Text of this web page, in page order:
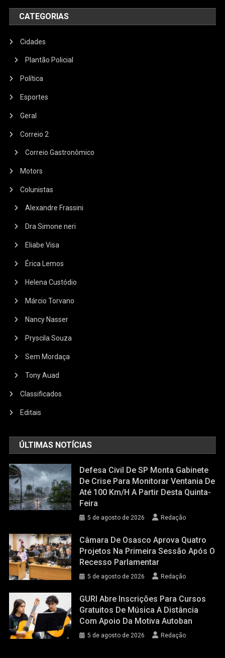
CATEGORIAS
Cidades
Plantão Policial
Política
Esportes
Geral
Correio 2
Correio Gastronômico
Motors
Colunistas
Alexandre Frassini
Dra Simone neri
Eliabe Visa
Érica Lemos
Helena Custódio
Márcio Torvano
Nancy Nasser
Pryscila Souza
Sem Mordaça
Tony Auad
Classificados
Editais
ÚLTIMAS NOTÍCIAS
Defesa Civil De SP Monta Gabinete
De Crise Para Monitorar Ventania De
Até 100 Km/h A Partir Desta Quinta-
Feira
5 de agosto de 2026 Redação
Câmara De Osasco Aprova Quatro
Projetos Na Primeira Sessão Após O
Recesso Parlamentar
5 de agosto de 2026 Redação
GURI Abre Inscrições Para Cursos
Gratuitos De Música A Distância
Com Apoio Da Motiva Autoban
5 de agosto de 2026 Redação